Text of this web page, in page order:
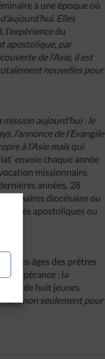
à une époque où
Elles
l’expérience du
apostolique, par
de l’Asie, il est
nouvelles pour
mission aujourd’hui : le
l’annonce de l’Evangile
à l’Asie mais qui
envoie chaque année
missionnaire,
années, 28
diocésains ou
apostoliques ou
des âges des prêtres
d’espérance : la
de huit jeunes
non seulement pour